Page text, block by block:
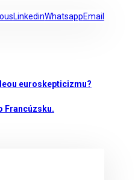
LinkedinWhatsappEmail
euroskepticizmu?
Francúzsku.